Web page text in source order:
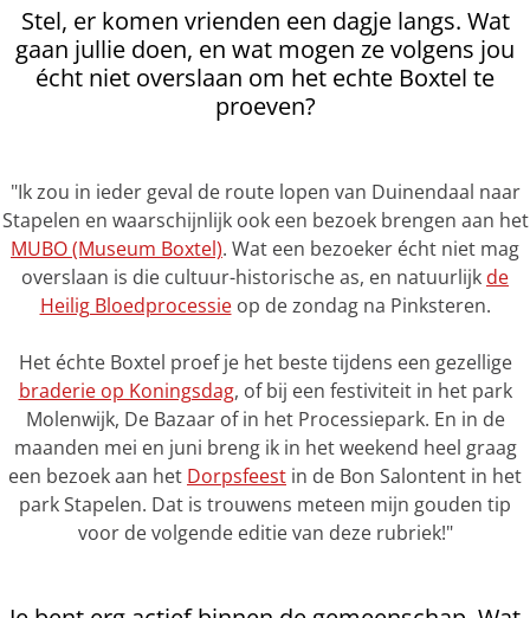
Stel, er komen vrienden een dagje langs. Wat
gaan jullie doen, en wat mogen ze volgens jou
écht niet overslaan om het echte Boxtel te
proeven?
"Ik zou in ieder geval de route lopen van Duinendaal naar
Stapelen en waarschijnlijk ook een bezoek brengen aan het
MUBO (Museum Boxtel). Wat een bezoeker écht niet mag
overslaan is die cultuur-historische as, en natuurlijk de
Heilig Bloedprocessieop de zondag na Pinksteren.
Het échte Boxtel proef je het beste tijdens een gezellige
braderie op Koningsdag, of bij een festiviteit in het park
Molenwijk, De Bazaar of in het Processiepark. En in de
maanden mei en juni breng ik in het weekend heel graag
een bezoek aan het Dorpsfeest in de Bon Salontent in het
park Stapelen. Dat is trouwens meteen mijn gouden tip
voor de volgende editie van deze rubriek!"